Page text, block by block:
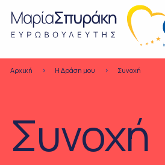
Αρχική H Δράση μου Συνοχή
Συνοχή